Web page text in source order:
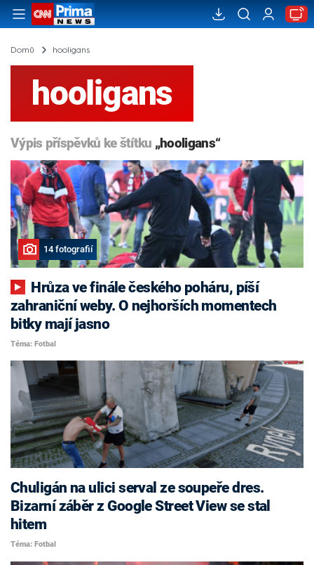
Domů hooligans
hooligans
Výpis příspěvků ke štítku „hooligans“
14 fotografií
zahraniční weby. O nejhorších momentech
bitky mají jasno
Téma: Fotbal
Chuligán na ulici serval ze soupeře dres.
Bizarní záběr z Google Street View se stal
hitem
Téma: Fotbal